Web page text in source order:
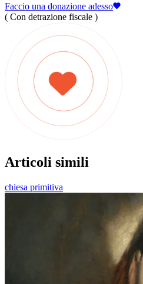
Faccio una donazione adesso
( Con detrazione fiscale )
Articoli simili
chiesa primitiva